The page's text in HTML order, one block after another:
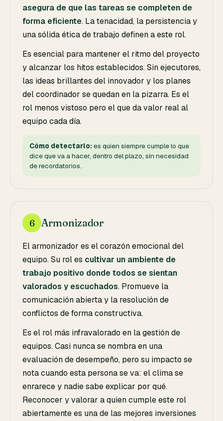
asegura de que las tareas se completen de
forma eficiente. La tenacidad, la persistencia y
una sólida ética de trabajo definen a este rol.
Es esencial para mantener el ritmo del proyecto
y alcanzar los hitos establecidos. Sin ejecutores,
las ideas brillantes del innovador y los planes
del coordinador se quedan en la pizarra. Es el
rol menos vistoso pero el que da valor real al
equipo cada día.
Cómo detectarlo: es quien siempre cumple lo que
dice que va a hacer, dentro del plazo, sin necesidad
de recordatorios.
6 Armonizador
El armonizador es el corazón emocional del
equipo. Su rol es cultivar un ambiente de
trabajo positivo donde todos se sientan
valorados y escuchados. Promueve la
comunicación abierta y la resolución de
conflictos de forma constructiva.
Es el rol más infravalorado en la gestión de
equipos. Casi nunca se nombra en una
evaluación de desempeño, pero su impacto se
nota cuando esta persona se va: el clima se
enrarece y nadie sabe explicar por qué.
Reconocer y valorar a quien cumple este rol
abiertamente es una de las mejores inversiones